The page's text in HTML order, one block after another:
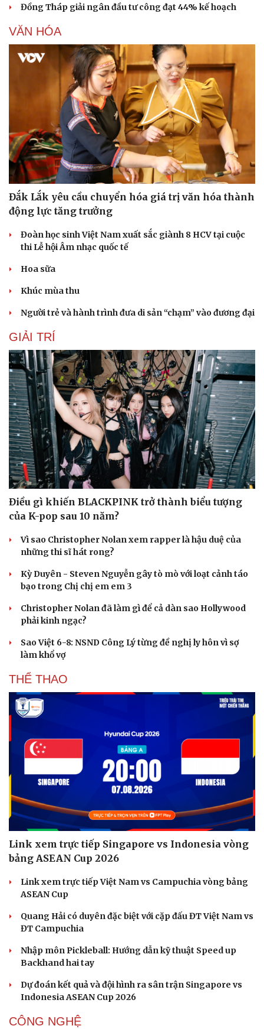
Du lịch
Tư vấn
Săn Tour
check-in
Podcast
Câu chuyện thời sự
Đọc truyện đêm khuya
Hạt giống tâm hồn
Đồng Tháp giải ngân đầu tư công đạt 44% kế hoạch
VĂN HÓA
Đắk Lắk yêu cầu chuyển hóa giá trị văn hóa thành
động lực tăng trưởng
Đoàn học sinh Việt Nam xuất sắc giành 8 HCV tại cuộc
thi Lễ hội Âm nhạc quốc tế
Hoa sữa
Khúc mùa thu
Người trẻ và hành trình đưa di sản “chạm” vào đương đại
GIẢI TRÍ
Điều gì khiến BLACKPINK trở thành biểu tượng
của K-pop sau 10 năm?
Vì sao Christopher Nolan xem rapper là hậu duệ của
những thi sĩ hát rong?
Kỳ Duyên - Steven Nguyễn gây tò mò với loạt cảnh táo
bạo trong Chị chị em em 3
Christopher Nolan đã làm gì để cả dàn sao Hollywood
phải kinh ngạc?
Sao Việt 6-8: NSND Công Lý từng đề nghị ly hôn vì sợ
làm khổ vợ
THỂ THAO
Link xem trực tiếp Singapore vs Indonesia vòng
bảng ASEAN Cup 2026
Link xem trực tiếp Việt Nam vs Campuchia vòng bảng
ASEAN Cup
Quang Hải có duyên đặc biệt với cặp đấu ĐT Việt Nam vs
ĐT Campuchia
Nhập môn Pickleball: Hướng dẫn kỹ thuật Speed up
Backhand hai tay
Dự đoán kết quả và đội hình ra sân trận Singapore vs
Indonesia ASEAN Cup 2026
CÔNG NGHỆ